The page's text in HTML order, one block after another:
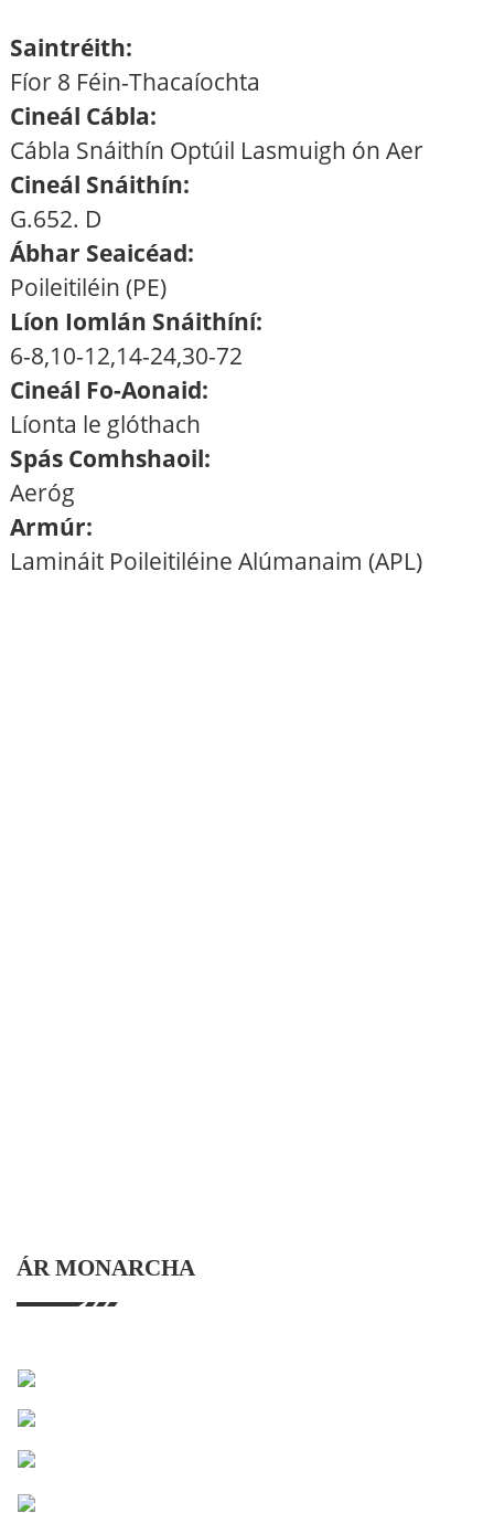
Saintréith:
Fíor 8 Féin-Thacaíochta
Cineál Cábla:
Cábla Snáithín Optúil Lasmuigh ón Aer
Cineál Snáithín:
G.652. D
Ábhar Seaicéad:
Poileitiléin (PE)
Líon Iomlán Snáithíní:
6-8,10-12,14-24,30-72
Cineál Fo-Aonaid:
Líonta le glóthach
Spás Comhshaoil:
Aeróg
Armúr:
Lamináit Poileitiléine Alúmanaim (APL)
ÁR MONARCHA